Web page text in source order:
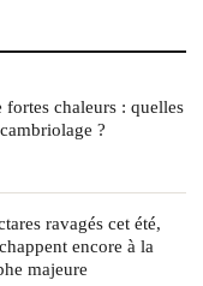
fortes chaleurs : quelles
?
ravagés cet été,
encore à la
majeure